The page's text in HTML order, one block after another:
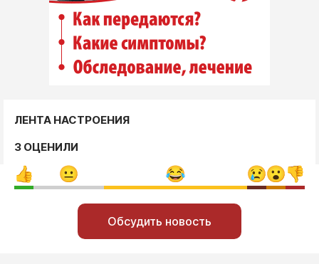
ЛЕНТА НАСТРОЕНИЯ
3 ОЦЕНИЛИ
Обсудить новость